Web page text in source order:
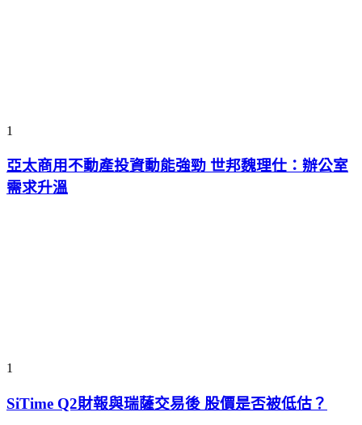
1
亞太商用不動產投資動能強勁 世邦魏理仕：辦公室
需求升溫
1
SiTime Q2財報與瑞薩交易後 股價是否被低估？